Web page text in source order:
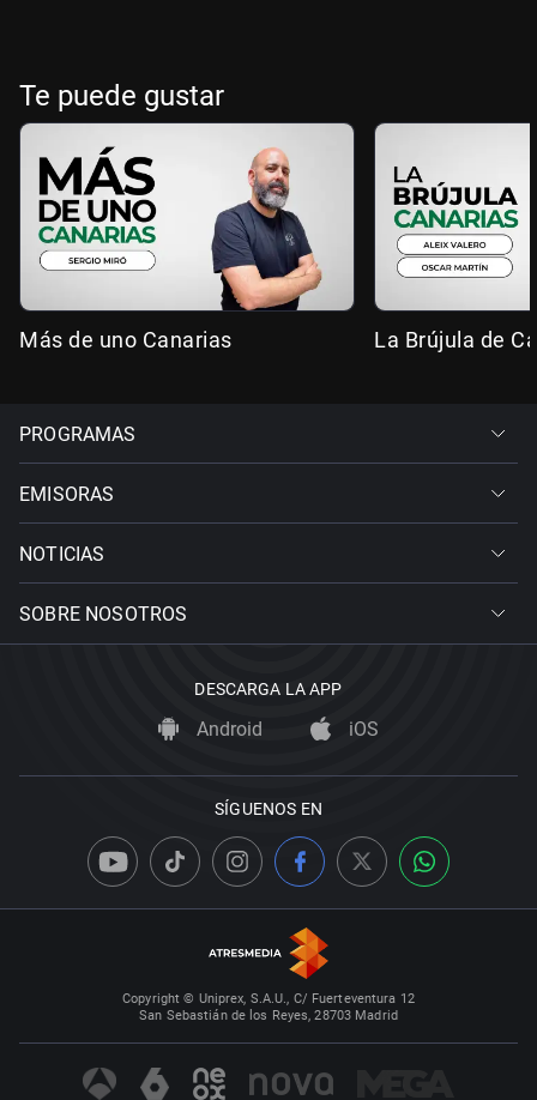
Te puede gustar
Más de uno Canarias La Brújula de
PROGRAMAS
EMISORAS
NOTICIAS
SOBRE NOSOTROS
DESCARGA LA APP
Android iOS
SÍGUENOS EN
Copyright © Uniprex, S.A.U., C/ Fuerteventura 12
San Sebastián de los Reyes, 28703 Madrid